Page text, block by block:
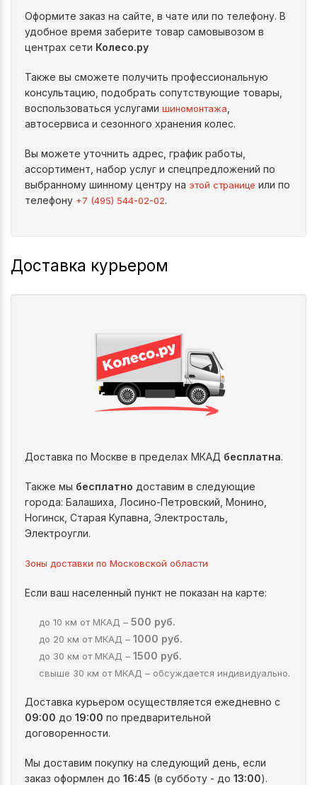
Оформите заказ на сайте, в чате или по телефону. В
удобное время заберите товар самовывозом в
центрах сети Колесо.ру
Также вы сможете получить профессиональную
консультацию, подобрать сопутствующие товары,
воспользоваться услугами шиномонтажа
автосервиса и сезонного хранения колес.
Вы можете уточнить адрес, график работы,
ассортимент, набор услуг и спецпредложений по
выбранному шинному центру на этой странице или по
телефону +7 (495) 544-02-02.
Доставка курьером
Доставка по Москве в пределах МКАД бесплатна.
Также мы бесплатно доставим в следующие
города: Балашиха, Лосино-Петровский, Монино,
Ногинск, Старая Купавна, Электросталь,
Электроугли.
Зоны доставки по Московской области
Если ваш населенный пункт не показан на карте:
до 10 км от МКАД – 500 руб.
до 20 км от МКАД – 1000 руб.
до 30 км от МКАД – 1500 руб.
свыше 30 км от МКАД – обсуждается индивидуально.
Доставка курьером осуществляется ежедневно с
09:00 до 19:00 по предварительной
договоренности.
Мы доставим покупку на следующий день, если
заказ оформлен до 16:45 (в субботу - до 13:00).